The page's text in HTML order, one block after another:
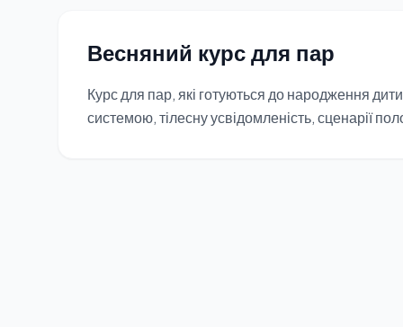
Весняний курс для пар
Курс для пар, які готуються до народження
системою, тілесну усвідомленість, сценарії